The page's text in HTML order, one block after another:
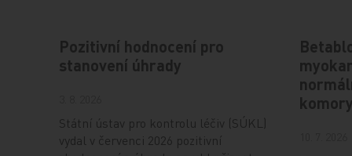
Pozitivní hodnocení pro
stanovení úhrady
Státní ústav pro kontrolu léčiv (SÚKL)
vydal v červenci 2026 pozitivní
komory